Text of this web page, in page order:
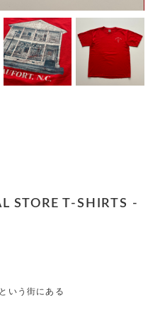
STORE T-SHIRTS -
いう街にある